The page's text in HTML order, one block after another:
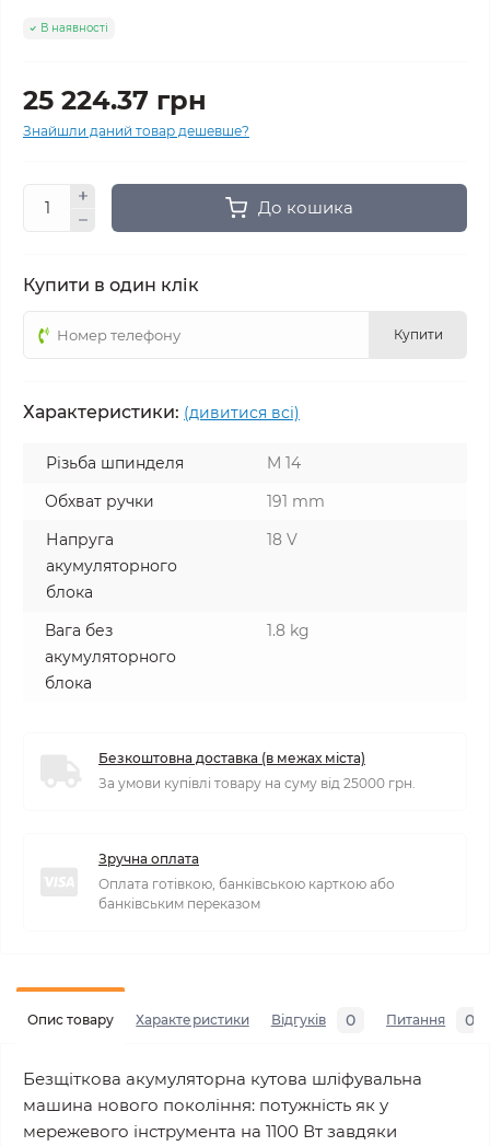
В наявності
25 224.37 грн
Знайшли даний товар дешевше?
До кошика
Купити в один клік
Купити
Характеристики: (дивитися всі)
Різьба шпинделя
M 14
Обхват ручки
191 mm
Напруга
акумуляторного
блока
18 V
Вага без
акумуляторного
блока
1.8 kg
Безкоштовна доставка (в межах міста)
За умови купівлі товару на суму від 25000 грн.
Зручна оплата
Оплата готівкою, банківською карткою або
банківським переказом
Опис товару Характеристики Відгуків 0 Питання 0
Безщіткова акумуляторна кутова шліфувальна
машина нового покоління: потужність як у
мережевого інструмента на 1100 Вт завдяки